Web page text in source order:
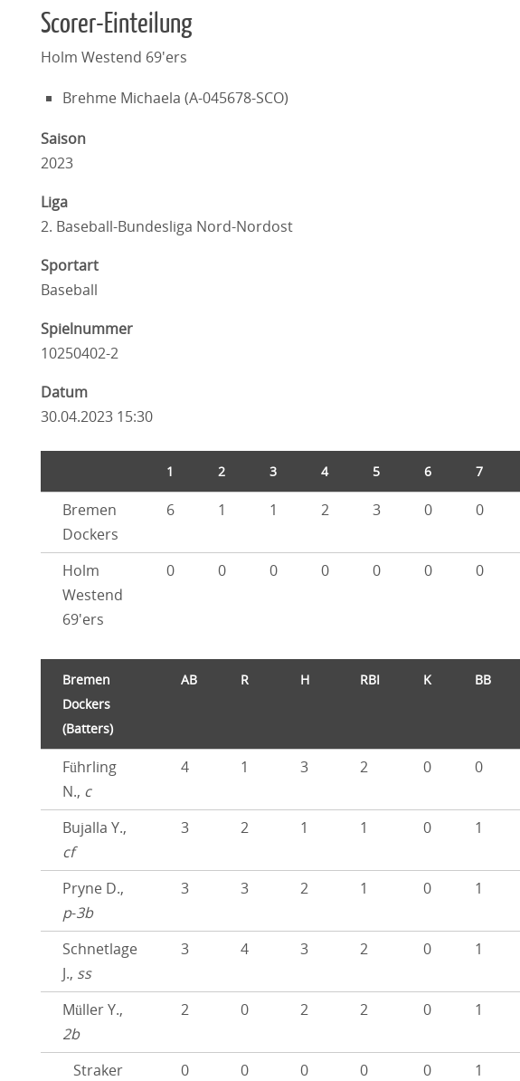
Scorer-Einteilung
Holm Westend 69'ers
Brehme Michaela (A-045678-SCO)
Saison
2023
Liga
2. Baseball-Bundesliga Nord-Nordost
Sportart
Baseball
Spielnummer
10250402-2
Datum
30.04.2023 15:30
1 2 3 4 5 6 7
Bremen
Dockers
6 1 1 2 3 0 0
Holm
Westend
69'ers
0 0 0 0 0 0 0
Bremen
Dockers
(Batters)
AB R H RBI K BB
Führling
N., c
4 1 3 2 0 0
Bujalla Y.,
cf
3 2 1 1 0 1
Pryne D.,
p-3b
3 3 2 1 0 1
Schnetlage
J., ss
3 4 3 2 0 1
Müller Y.,
2b
2 0 2 2 0 1
Straker
0 0 0 0 0 1